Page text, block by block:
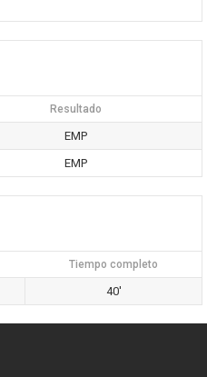
Resultado
EMP
EMP
Tiempo completo
40'